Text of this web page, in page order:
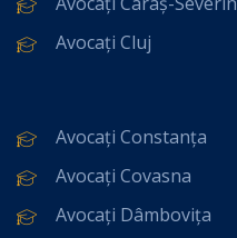
Avocați Cluj
Avocați Constanța
Avocați Covasna
Avocați Dâmbovița